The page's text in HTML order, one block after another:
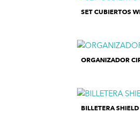
SET CUBIERTOS
ORGANIZADOR
BILLETERA SHIELD